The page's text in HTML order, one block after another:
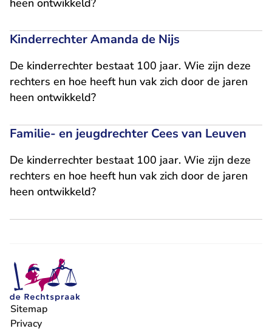
heen ontwikkeld?
Kinderrechter Amanda de Nijs
De kinderrechter bestaat 100 jaar. Wie zijn deze
rechters en hoe heeft hun vak zich door de jaren
heen ontwikkeld?
​Familie- en jeugdrechter Cees van Leuven
De kinderrechter bestaat 100 jaar. Wie zijn deze
rechters en hoe heeft hun vak zich door de jaren
heen ontwikkeld?
Sitemap
Privacy